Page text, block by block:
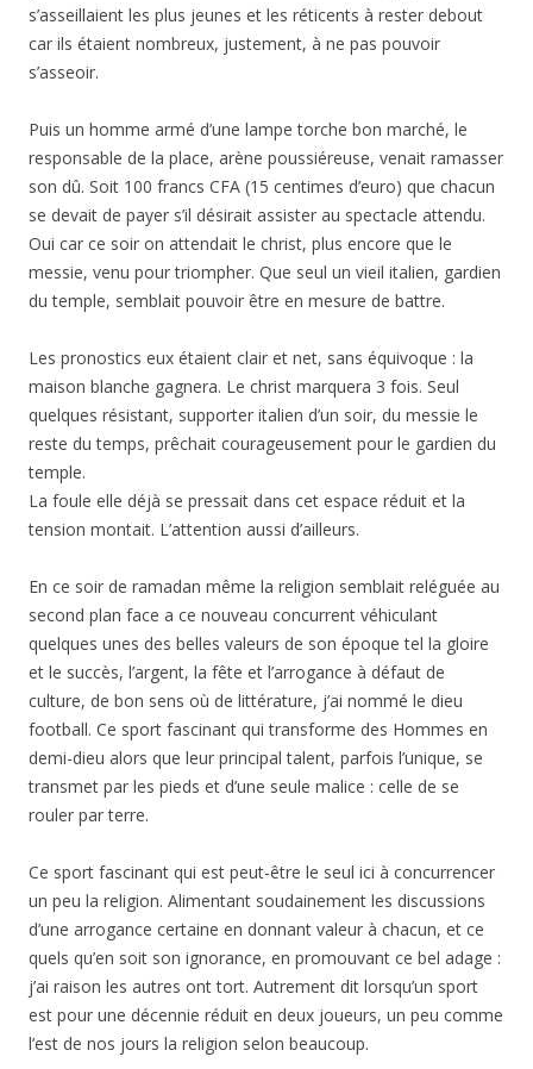
s’asseillaient les plus jeunes et les réticents à rester debout
car ils étaient nombreux, justement, à ne pas pouvoir
s’asseoir.
Puis un homme armé d’une lampe torche bon marché, le
responsable de la place, arène poussiéreuse, venait ramasser
son dû. Soit 100 francs CFA (15 centimes d’euro) que chacun
se devait de payer s’il désirait assister au spectacle attendu.
Oui car ce soir on attendait le christ, plus encore que le
messie, venu pour triompher. Que seul un vieil italien, gardien
du temple, semblait pouvoir être en mesure de battre.
Les pronostics eux étaient clair et net, sans équivoque : la
maison blanche gagnera. Le christ marquera 3 fois. Seul
quelques résistant, supporter italien d’un soir, du messie le
reste du temps, prêchait courageusement pour le gardien du
temple.
La foule elle déjà se pressait dans cet espace réduit et la
tension montait. L’attention aussi d’ailleurs.
En ce soir de ramadan même la religion semblait reléguée au
second plan face a ce nouveau concurrent véhiculant
quelques unes des belles valeurs de son époque tel la gloire
et le succès, l’argent, la fête et l’arrogance à défaut de
culture, de bon sens où de littérature, j’ai nommé le dieu
football. Ce sport fascinant qui transforme des Hommes en
demi-dieu alors que leur principal talent, parfois l’unique, se
transmet par les pieds et d’une seule malice : celle de se
rouler par terre.
Ce sport fascinant qui est peut-être le seul ici à concurrencer
un peu la religion. Alimentant soudainement les discussions
d’une arrogance certaine en donnant valeur à chacun, et ce
quels qu’en soit son ignorance, en promouvant ce bel adage :
j’ai raison les autres ont tort. Autrement dit lorsqu’un sport
est pour une décennie réduit en deux joueurs, un peu comme
l’est de nos jours la religion selon beaucoup.